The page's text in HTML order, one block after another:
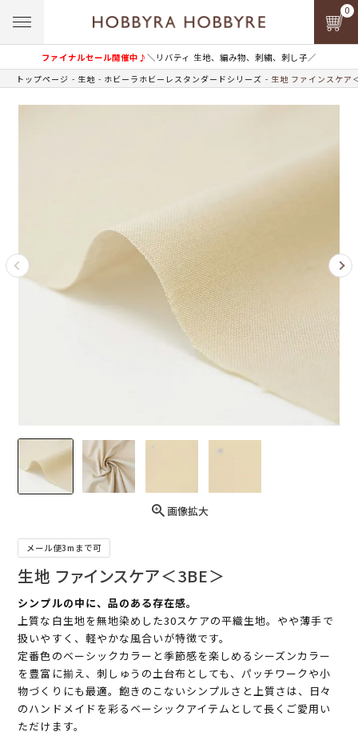
ファイナルセール開催中♪＼リバティ 生地、編み物、刺繍、刺し子／
0
トップページ 生地 ホビーラホビーレスタンダードシリーズ 生地 ファインスケア
画像拡大
メール便3mまで可
生地 ファインスケア＜3BE＞
シンプルの中に、品のある存在感。
上質な白生地を無地染めした30スケアの平織生地。やや薄手で
扱いやすく、軽やかな風合いが特徴です。
定番色のベーシックカラーと季節感を楽しめるシーズンカラー
を豊富に揃え、刺しゅうの土台布としても、パッチワークや小
物づくりにも最適。飽きのこないシンプルさと上質さは、日々
のハンドメイドを彩るベーシックアイテムとして長くご愛用い
ただけます。